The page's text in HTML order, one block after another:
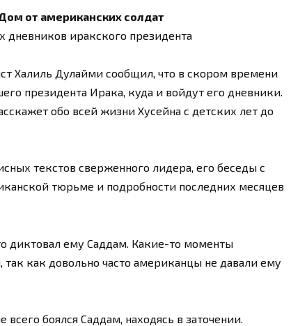
от американских солдат
иракского президента
Халиль Дулайми сообщил, что в скором времени
президента Ирака, куда и войдут его дневники.
обо всей жизни Хусейна с детских лет до
текстов сверженного лидера, его беседы с
тюрьме и подробности последних месяцев
диктовал ему Саддам. Какие-то моменты
так как довольно часто американцы не давали ему
боялся Саддам, находясь в заточении.